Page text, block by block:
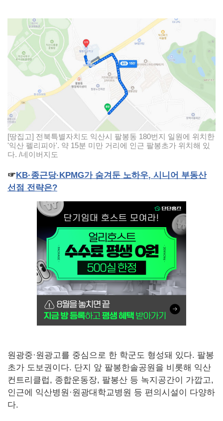
[땅집고] 전북특별자치도 익산시 팔봉동 180번지 일원에 위치한
'익산 펠리피아'. 약 15분 미만 거리에 인근 팔봉초가 위치해 있
다. /네이버지도
☞KB·종근당·KPMG가 숨겨둔 노하우, 시니어 부동산
선점 전략은?
원광중·원광고를 중심으로 한 학군도 형성돼 있다. 팔봉
초가 도보권이다. 단지 앞 팔봉한솔공원을 비롯해 익산
컨트리클럽, 종합운동장, 팔봉산 등 녹지공간이 가깝고,
인근에 익산병원·원광대학교병원 등 편의시설이 다양하
다.